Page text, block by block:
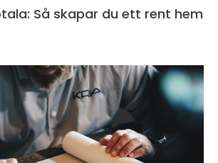
Så skapar du ett rent hem